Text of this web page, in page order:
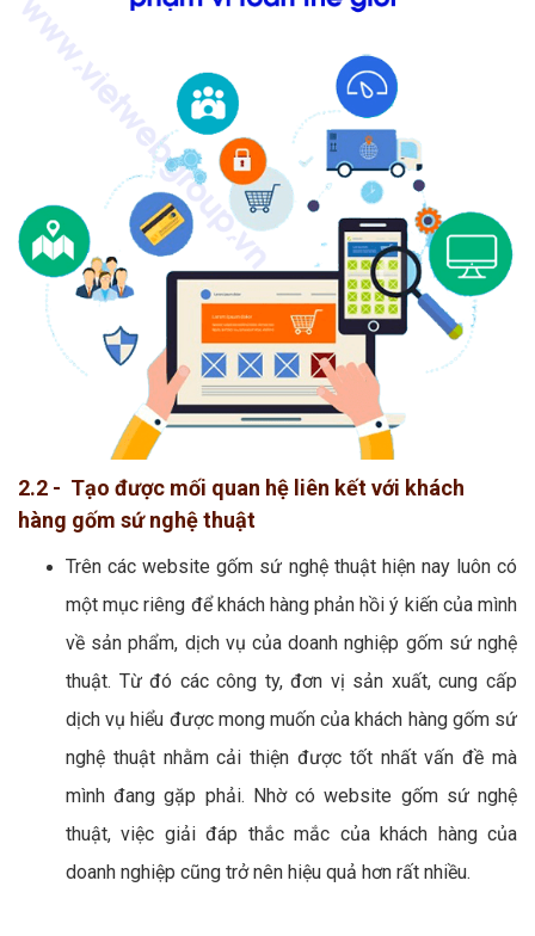
2.2 - Tạo được mối quan hệ liên kết với khách
hàng gốm sứ nghệ thuật
Trên các website gốm sứ nghệ thuật hiện nay luôn có
một mục riêng để khách hàng phản hồi ý kiến của mình
về sản phẩm, dịch vụ của doanh nghiệp gốm sứ nghệ
thuật. Từ đó các công ty, đơn vị sản xuất, cung cấp
dịch vụ hiểu được mong muốn của khách hàng gốm sứ
nghệ thuật nhằm cải thiện được tốt nhất vấn đề mà
mình đang gặp phải. Nhờ có website gốm sứ nghệ
thuật, việc giải đáp thắc mắc của khách hàng của
doanh nghiệp cũng trở nên hiệu quả hơn rất nhiều.